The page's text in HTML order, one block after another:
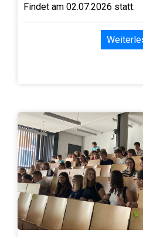
Findet am 02.07.2026 statt.